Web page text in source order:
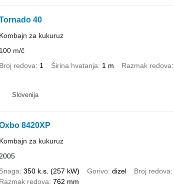
40
Kombajn za kukuruz
100 m/č
Broj redova
1 Širina hvatanja 1 m Razmak redova
Slovenija
8420XP
Kombajn za kukuruz
2005
Snaga 350 k.s. (257 kW) Gorivo dizel Broj redova
Razmak redova 762 mm